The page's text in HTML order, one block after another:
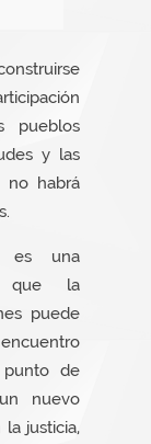
pueblos
y las
no habrá
es una
que la
puede
de
nuevo
justicia,